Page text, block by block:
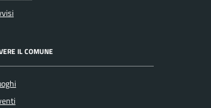
IL COMUNE